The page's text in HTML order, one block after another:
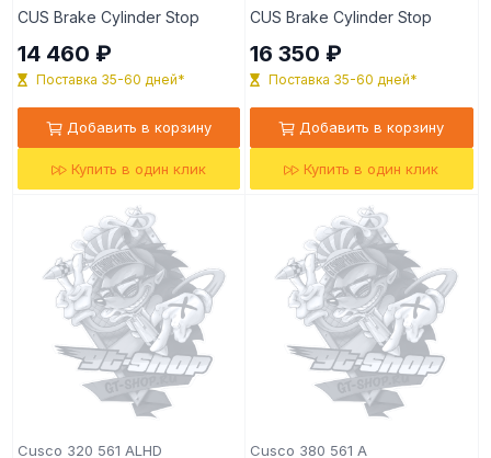
CUS Brake Cylinder Stop
14 460 ₽
Поставка 35-60 дней*
Добавить в корзину
Купить в один клик
CUS Brake Cylinder Stop
16 350 ₽
Поставка 35-60 дней*
Добавить в корзину
Купить в один клик
Cusco 320 561 ALHD Cusco 380 561 A